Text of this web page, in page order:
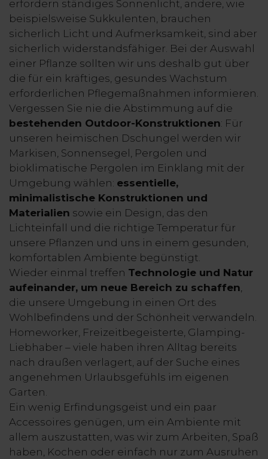
erfordern ständiges Sonnenlicht, andere, wie
beispielsweise Sukkulenten, brauchen
sicherlich Licht und Aufmerksamkeit, sind aber
sicherlich widerstandsfähiger. Bei der Auswahl
einer Pflanze sollten wir uns deshalb gut über
die für ein kräftiges, gesundes Wachstum
erforderlichen Pflegemaßnahmen informieren.
Vergessen Sie nie die Abstimmung auf die
bestehenden Outdoor-Konstruktionen: Für
unseren heimischen Dschungel werden wir
Markisen, Sonnensegel, Pergolen und
bioklimatische Pergolen im Einklang mit der
Umgebung wählen: essentielle,
minimalistische Konstruktionen und
Materialien sowie ein Design, das den
Lichteinfall und die richtige Temperatur für
unsere Pflanzen und uns in einem gesunden,
komfortablen Ambiente begünstigt.
Wieder einmal treffen Technologie und Natur
aufeinander, um neue Bereich zu schaffen,
die unsere Umgebung in einen Ort des
Wohlbefindens und der Schönheit verwandeln.
Homeworker, Freizeitbegeisterte, Glamping-
Liebhaber – viele haben ihren Alltag bereits
nach draußen verlagert, auf der Suche eines
angenehmen Urlaubsgefühls im eigenen
Garten.
Ein wenig Erfindungsgeist und ein paar
Accessoires genügen, um ein Ambiente mit
allem auszustatten, was wir zum Arbeiten, Spaß
haben, Kochen oder einfach nur zum Ausruhen